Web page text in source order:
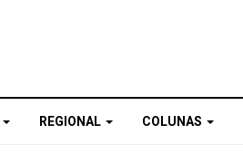
REGIONAL COLUNAS